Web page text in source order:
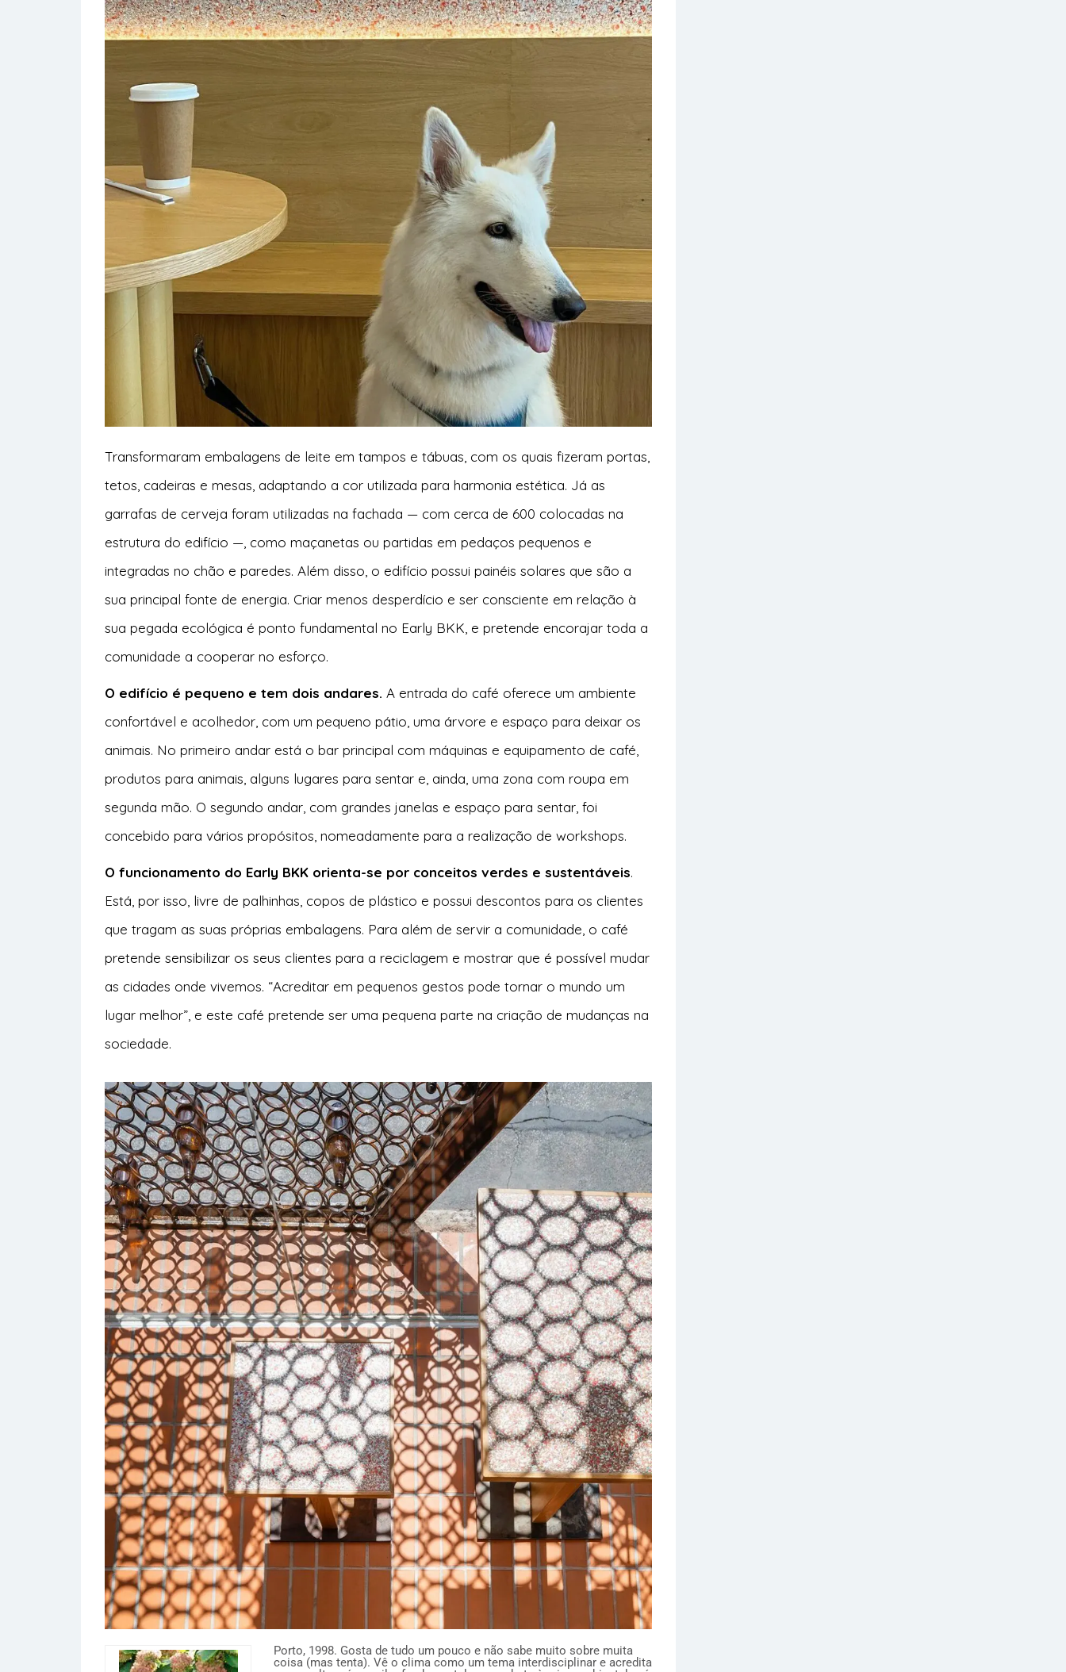
Transformaram embalagens de leite em tampos e tábuas, com os quais fizeram portas,
tetos, cadeiras e mesas, adaptando a cor utilizada para harmonia estética. Já as
garrafas de cerveja foram utilizadas na fachada — com cerca de 600 colocadas na
estrutura do edifício —, como maçanetas ou partidas em pedaços pequenos e
integradas no chão e paredes. Além disso, o edifício possui painéis solares que são a
sua principal fonte de energia. Criar menos desperdício e ser consciente em relação à
sua pegada ecológica é ponto fundamental no Early BKK, e pretende encorajar toda a
comunidade a cooperar no esforço.
O edifício é pequeno e tem dois andares. A entrada do café oferece um ambiente
confortável e acolhedor, com um pequeno pátio, uma árvore e espaço para deixar os
animais. No primeiro andar está o bar principal com máquinas e equipamento de café,
produtos para animais, alguns lugares para sentar e, ainda, uma zona com roupa em
segunda mão. O segundo andar, com grandes janelas e espaço para sentar, foi
concebido para vários propósitos, nomeadamente para a realização de workshops.
O funcionamento do Early BKK orienta-se por conceitos verdes e sustentáveis.
Está, por isso, livre de palhinhas, copos de plástico e possui descontos para os clientes
que tragam as suas próprias embalagens. Para além de servir a comunidade, o café
pretende sensibilizar os seus clientes para a reciclagem e mostrar que é possível mudar
as cidades onde vivemos. “Acreditar em pequenos gestos pode tornar o mundo um
lugar melhor”, e este café pretende ser uma pequena parte na criação de mudanças na
sociedade.
Porto, 1998. Gosta de tudo um pouco e não sabe muito sobre muita
coisa (mas tenta). Vê o clima como um tema interdisciplinar e acredita